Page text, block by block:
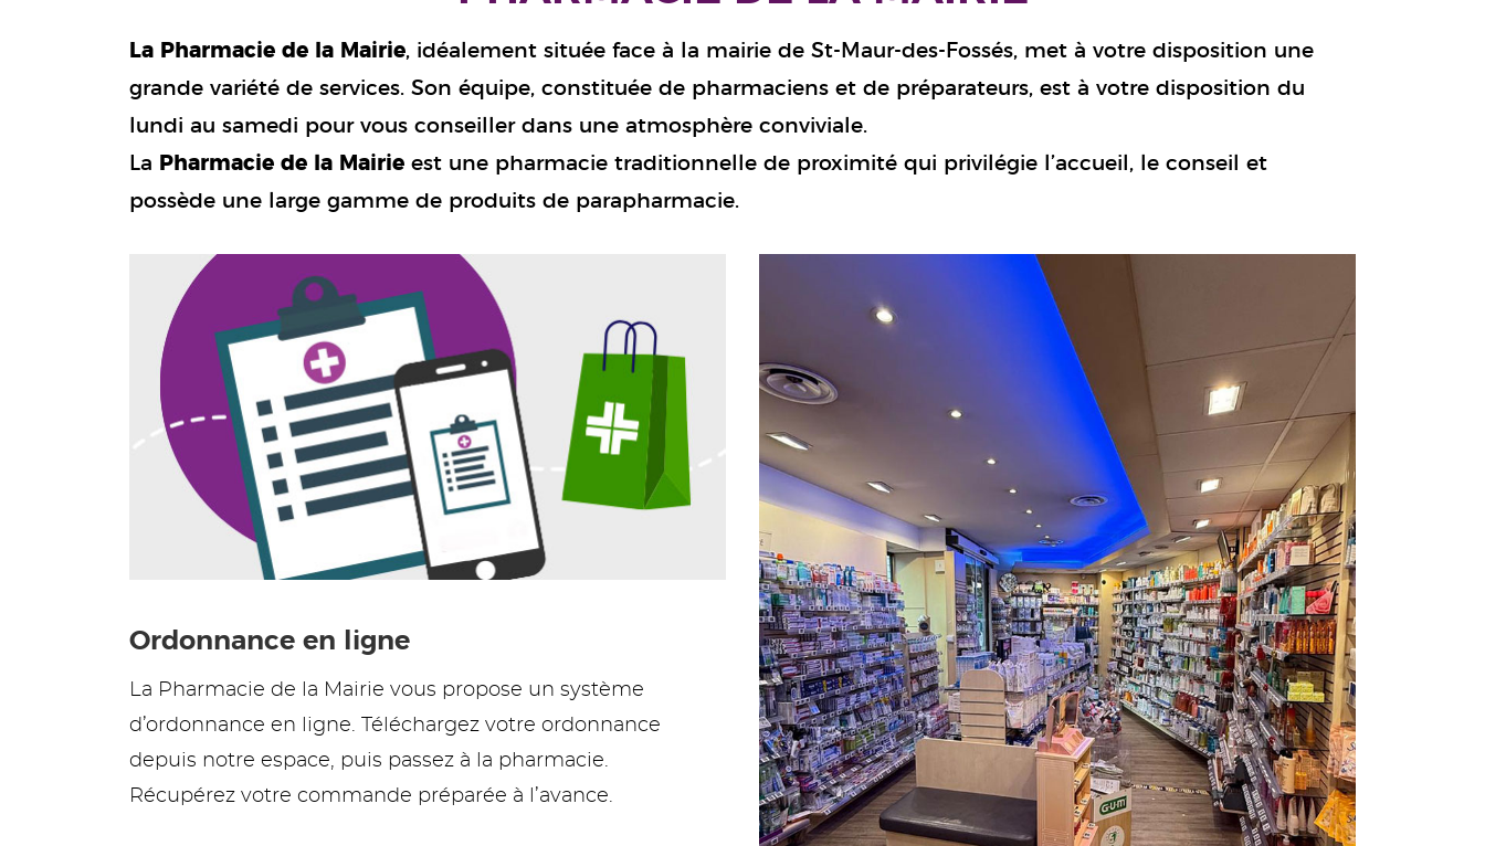
La Pharmacie de la Mairie, idéalement située face à la mairie de St-Maur-des-Fossés, met à votre disposition une
grande variété de services. Son équipe, constituée de pharmaciens et de préparateurs, est à votre disposition du
lundi au samedi pour vous conseiller dans une atmosphère conviviale.
La Pharmacie de la Mairie est une pharmacie traditionnelle de proximité qui privilégie l’accueil, le conseil et
possède une large gamme de produits de parapharmacie.
Ordonnance en ligne
La Pharmacie de la Mairie vous propose un système
d’ordonnance en ligne. Téléchargez votre ordonnance
depuis notre espace, puis passez à la pharmacie.
Récupérez votre commande préparée à l’avance.